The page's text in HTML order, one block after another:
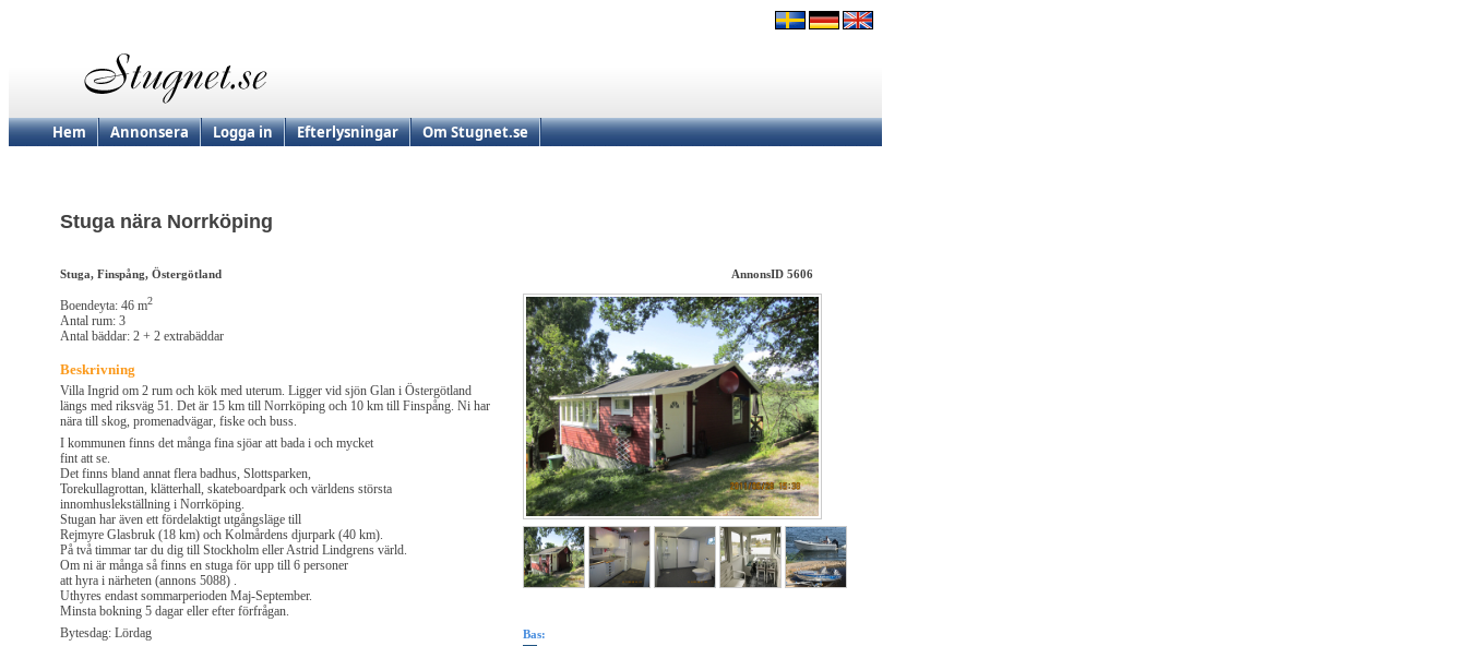
Hem Annonsera Logga in Efterlysningar Om Stugnet.se
Stuga nära Norrköping
Stuga, Finspång, Östergötland AnnonsID 5606
Boendeyta: 46 m2
Antal rum: 3
Antal bäddar: 2 + 2 extrabäddar
Beskrivning
Villa Ingrid om 2 rum och kök med uterum. Ligger vid sjön Glan i Östergötland
längs med riksväg 51. Det är 15 km till Norrköping och 10 km till Finspång. Ni har
nära till skog, promenadvägar, fiske och buss.
I kommunen finns det många fina sjöar att bada i och mycket
fint att se.
Det finns bland annat flera badhus, Slottsparken,
Torekullagrottan, klätterhall, skateboardpark och världens största
innomhuslekställning i Norrköping.
Stugan har även ett fördelaktigt utgångsläge till
Rejmyre Glasbruk (18 km) och Kolmårdens djurpark (40 km).
På två timmar tar du dig till Stockholm eller Astrid Lindgrens värld.
Om ni är många så finns en stuga för upp till 6 personer
att hyra i närheten (annons 5088) .
Uthyres endast sommarperioden Maj-September.
Minsta bokning 5 dagar eller efter förfrågan.
Bytesdag: Lördag
Bas: